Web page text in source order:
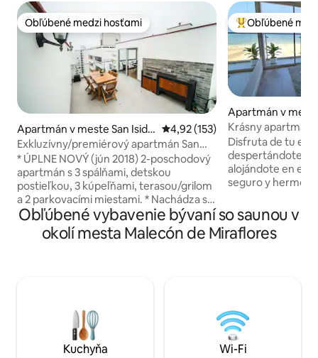
Obľúbené medzi hosťami
Obľúbené medzi hosťami
Apartmán v meste San Isidr
o
Priemerné ohodnotenie 4,92 z
4,92 (153)
Exkluzívny/premiérový apartmán San
Isidro (3 spálne/3 kúpeľne)
* ÚPLNE NOVÝ (jún 2018) 2-poschodový
apartmán s 3 spálňami, detskou
postieľkou, 3 kúpeľňami, terasou/grilom
a 2 parkovacími miestami. * Nachádza sa
v exkluzívnej/100% bezpečnej oblasti
(San Isidro): ~ 600 metrov Starbucks,
kaviarne a banky ~ 500 metrov od
posilňovňou, detskými hrami, bazénom,
vírivkou a 24-hodinovou bezpečnosťou
(spoločné priestory môžu byť z dôvodu
pandémie COVID)
Najobľúbenejšie
Obľúbené
Apartmán v
el
Krásny apartmán
Disfruta de tu
despertándote
alojándote en
seguro y
sólo 25 minutos
unas cuadras de
Multieventos
además
Obľúbené vybavenie bývaní so saunou v
okolí mesta Malecón de Miraflores
Kuchyňa Wi-Fi